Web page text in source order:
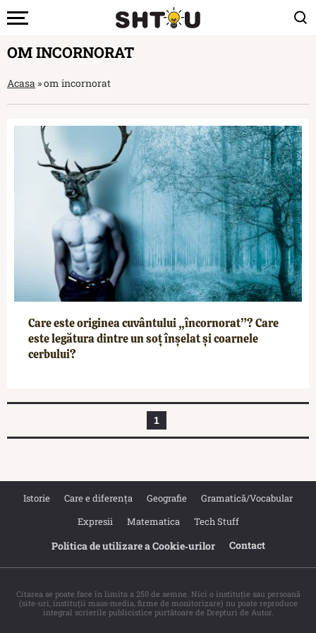
OM INCORNORAT
Acasa »om incornorat
Care este originea cuvântului „încornorat”? Care
este legătura dintre un soț înșelat și coarnele
cerbului?
1
Istorie Care e diferența Geografie
Gramatică/Vocabular
Expresii
Matematica Tech Stuff
Politica de utilizare a Cookie‐urilor Contact
Citarea se poate face în limita a 250 de semne. Nici o instituţie sau persoană
(site-uri, instituţii mass-media, firme de monitorizare) nu poate reproduce
integral scrierile publicistice purtătoare de Drepturi de Autor.